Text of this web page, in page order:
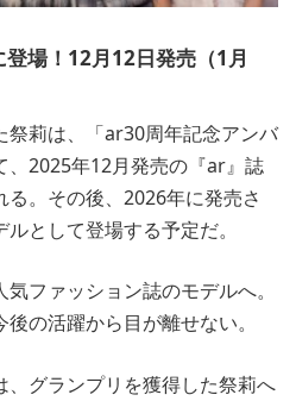
場！12月12日発売（1月
祭莉は、「ar30周年記念アンバ
、2025年12月発売の『ar』誌
。その後、2026年に発売さ
として登場する予定だ。
ファッション誌のモデルへ。
の活躍から目が離せない。
、グランプリを獲得した祭莉へ